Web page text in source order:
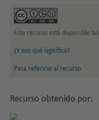
Este recurso está disponible
¿Y eso qué significa?
Para referirse al recurso
Recurso obtenido por: